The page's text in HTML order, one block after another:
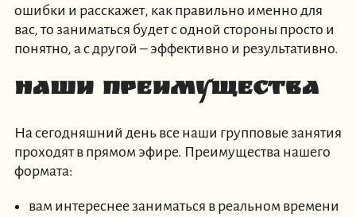
ошибки и расскажет, как правильно именно для
вас, то заниматься будет с одной стороны просто и
понятно, а с другой – эффективно и результативно.
Наши преимущества
На сегодняшний день все наши групповые занятия
проходят в прямом эфире. Преимущества нашего
формата:
вам интереснее заниматься в реальном времени